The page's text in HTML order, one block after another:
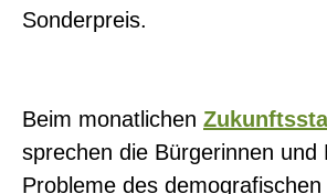
Sonderpreis.
Beim monatlichen
sprechen die Bürgerinnen und
Probleme des demografischen